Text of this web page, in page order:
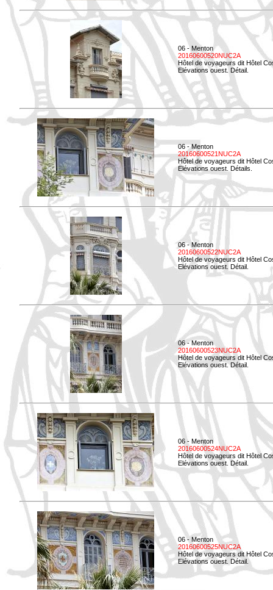
06 - Menton
20160600520NUC2A
Hôtel de voyageurs dit Hôtel
Elévations ouest. Détail.
06 - Menton
20160600521NUC2A
Hôtel de voyageurs dit Hôtel
Elévations ouest. Détails.
06 - Menton
20160600522NUC2A
Hôtel de voyageurs dit Hôtel
Elévations ouest. Détail.
06 - Menton
20160600523NUC2A
Hôtel de voyageurs dit Hôtel
Elévations ouest. Détail.
06 - Menton
20160600524NUC2A
Hôtel de voyageurs dit Hôtel
Elévations ouest. Détail.
06 - Menton
20160600525NUC2A
Hôtel de voyageurs dit Hôtel
Elévations ouest. Détail.